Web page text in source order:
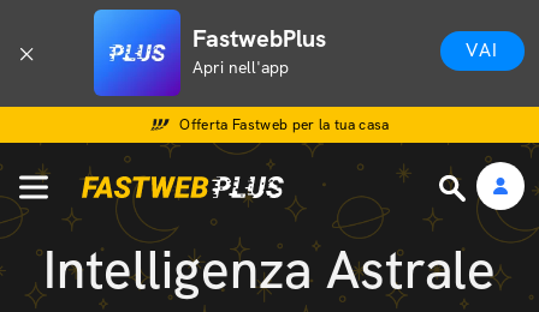
FastwebPlus
Apri nell'app
VAI
Offerta Fastweb per la tua casa
Intelligenza Astrale